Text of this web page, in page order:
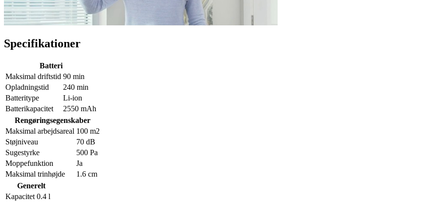
Specifikationer
Batteri
Maksimal driftstid 90 min
Opladningstid
240 min
Batteritype
Li-ion
Batterikapacitet
2550 mAh
Rengøringsegenskaber
Maksimal arbejdsareal 100 m2
Støjniveau
70 dB
Sugestyrke
500 Pa
Moppefunktion
Ja
Maksimal trinhøjde
1.6 cm
Generelt
Kapacitet 0.4 l